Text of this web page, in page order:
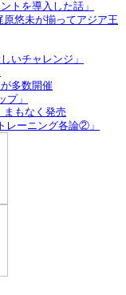
トを導入した話」
悠未が揃ってアジア王
いチャレンジ」
多数開催
」
まもなく発売
レーニング各論②」